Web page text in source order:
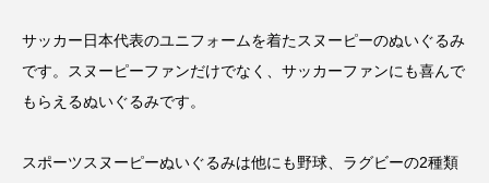
サッカー日本代表のユニフォームを着たスヌーピーのぬいぐるみ
です。スヌーピーファンだけでなく、サッカーファンにも喜んで
もらえるぬいぐるみです。
スポーツスヌーピーぬいぐるみは他にも野球、ラグビーの2種類